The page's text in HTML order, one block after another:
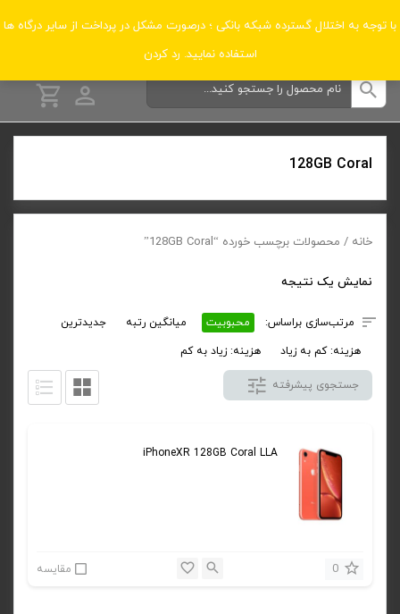
با توجه به اختلال گسترده شبکه بانکی ؛ درصورت مشکل در پرداخت از سایر درگاه ها
استفاده نمایید. رد کردن
دسته‌بندی‌ها
128GB Coral
خانه / محصولات برچسب خورده “128GB Coral”
نمایش یک نتیجه
مرتب‌سازی براساس: محبوبیت میانگین رتبه
جدیدترین
هزینه: کم به زیاد
هزینه: زیاد به کم
جستجوی پیشرفته
iPhoneXR 128GB Coral LLA
0 مقایسه